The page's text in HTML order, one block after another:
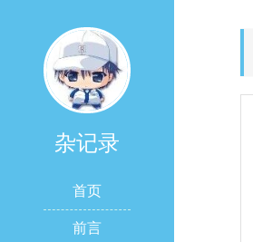
杂记录
首页
前言